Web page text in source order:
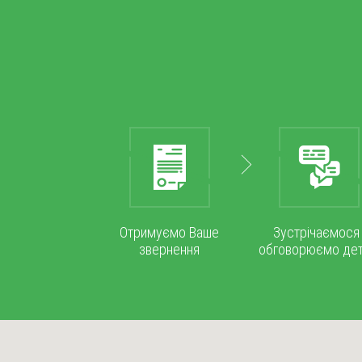
Отримуємо Ваше
звернення
Зустрічаємося
обговорюємо